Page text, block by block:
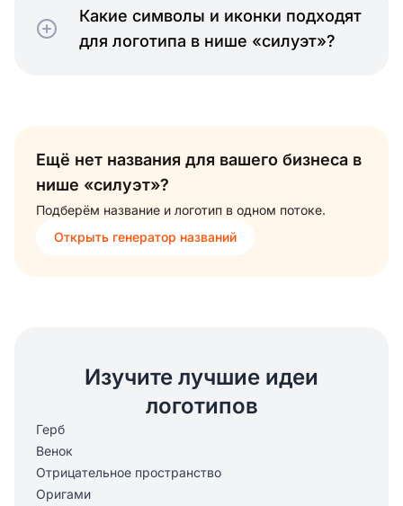
Какие символы и иконки подходят
для логотипа в нише «силуэт»?
Ещё нет названия для вашего бизнеса в
нише «силуэт»?
Подберём название и логотип в одном потоке.
Открыть генератор названий
Изучите лучшие идеи
логотипов
Герб
Венок
Отрицательное пространство
Оригами